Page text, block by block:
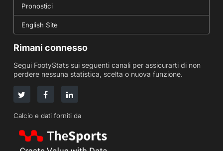
Pronostici
English Site
Rimani connesso
Segui FootyStats sui seguenti canali per assicurarti di non
perdere nessuna statistica, scelta o nuova funzione.
Calcio e dati forniti da